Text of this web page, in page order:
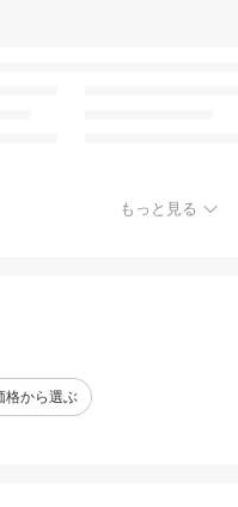
もっと見る
格から選ぶ